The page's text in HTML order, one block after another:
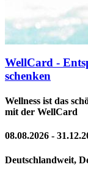
WellCard -
schenken
Wellness ist das
mit der WellCard
08.08.2026 -
Deutschlandweit,